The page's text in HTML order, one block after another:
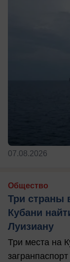
07.08.2026
Общество
Три страны
Кубани
Луизиану
Три места на